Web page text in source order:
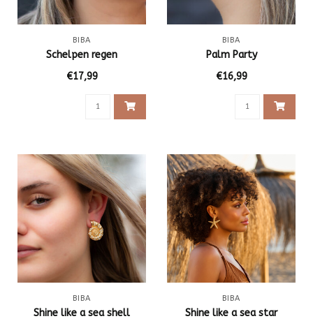
BIBA
Schelpen regen
€17,99
BIBA
Palm Party
€16,99
BIBA
Shine like a sea shell
BIBA
Shine like a sea star